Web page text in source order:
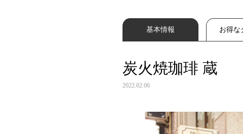
基本情報 お得な
炭火焼珈琲 蔵
2022.02.06